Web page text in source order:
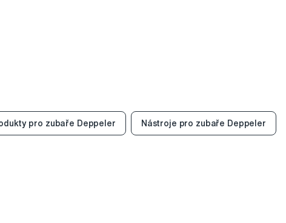
pro zubaře Deppeler Nástroje pro zubaře Deppeler